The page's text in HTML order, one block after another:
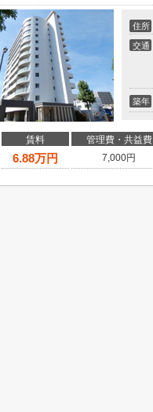
住所
交通
築年
賃料 管理費・共益費
6.88万円 7,000円